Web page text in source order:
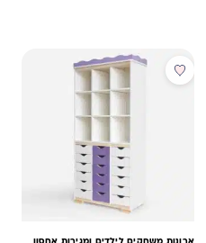
ארונות משחקים לילדים ומגירות אחסון